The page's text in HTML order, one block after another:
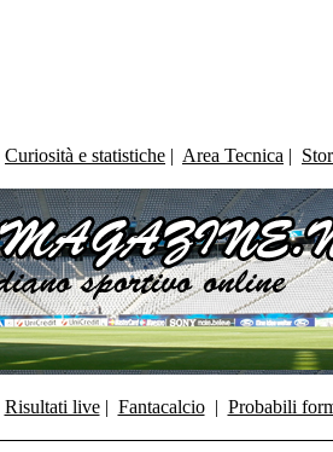
Curiosità e statistiche | Area Tecnica |
Risultati live| Fantacalcio| Probabili